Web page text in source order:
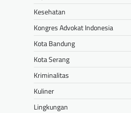
Kesehatan
Kongres Advokat Indonesia
Kota Bandung
Kota Serang
Kriminalitas
Kuliner
Lingkungan